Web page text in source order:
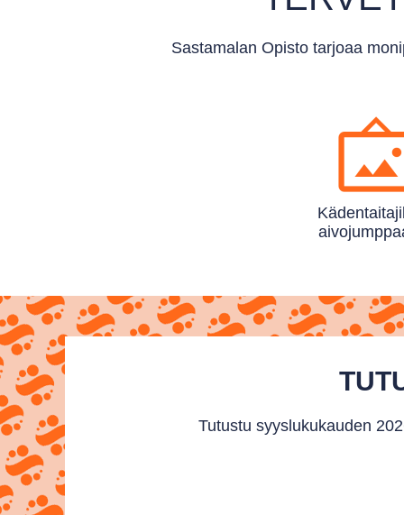
Sastamalan Opisto tarjoaa
Tutustu syyslukukauden